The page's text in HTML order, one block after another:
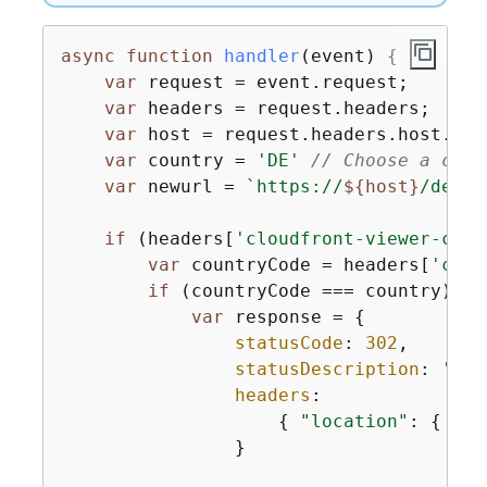
async function handler ( event ) {
var request = event.request;
var headers = request.headers;
var host =
var country = 'DE'
// Choose a
var newurl = `https://${host}/de/
if (headers[ 'cloudfront-viewer-
var countryCode = headers[
if (countryCode === country)
var response = {
statusCode : 302 ,
statusDescription :
headers :
{
"location" : {
                }